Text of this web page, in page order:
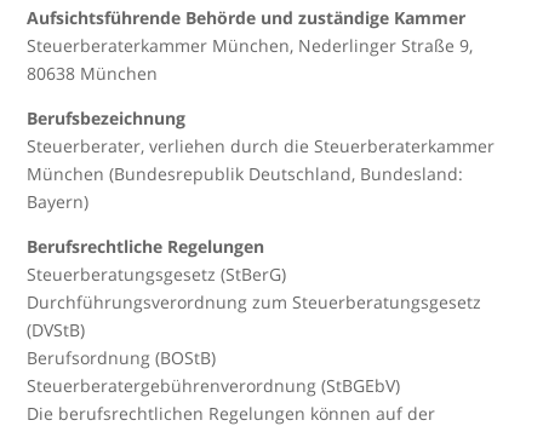
Aufsichtsführende Behörde und zuständige Kammer
Steuerberaterkammer München, Nederlinger Straße 9,
80638 München
Berufsbezeichnung
Steuerberater, verliehen durch die Steuerberaterkammer
München (Bundesrepublik Deutschland, Bundesland:
Bayern)
Berufsrechtliche Regelungen
Steuerberatungsgesetz (StBerG)
Durchführungsverordnung zum Steuerberatungsgesetz
(DVStB)
Berufsordnung (BOStB)
Steuerberatergebührenverordnung (StBGEbV)
Die berufsrechtlichen Regelungen können auf der